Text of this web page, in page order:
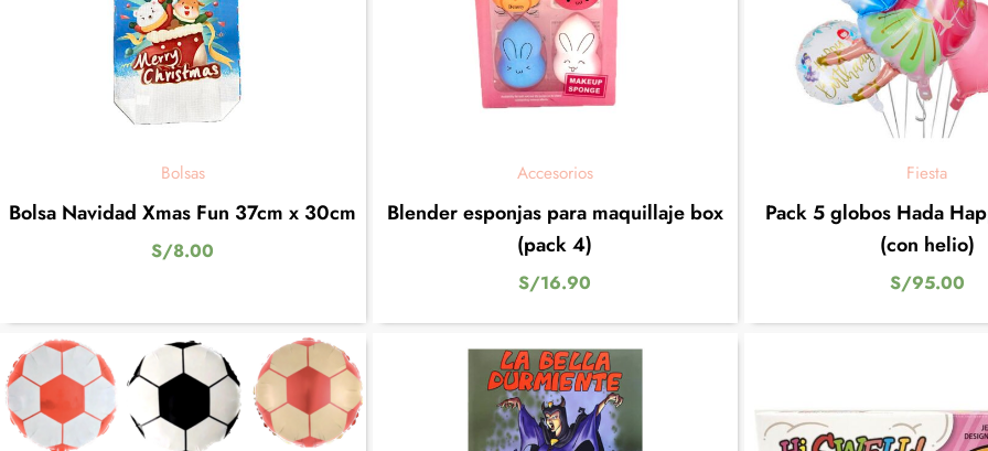
Bolsas
Bolsa Navidad Xmas Fun 37cm x 30cm
S/8.00
Accesorios
Blender esponjas para maquillaje box
(pack 4)
S/16.90
Fiesta
Pack 5 globos Hada
(con helio)
S/95.00